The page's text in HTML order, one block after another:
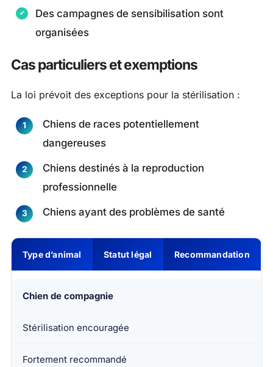
Des campagnes de sensibilisation sont
organisées
Cas particuliers et exemptions
La loi prévoit des exceptions pour la stérilisation :
Chiens de races potentiellement
dangereuses
Chiens destinés à la reproduction
professionnelle
Chiens ayant des problèmes de santé
Type d’animal Statut légal Recommandation
Chien de compagnie
Stérilisation encouragée
Fortement recommandé